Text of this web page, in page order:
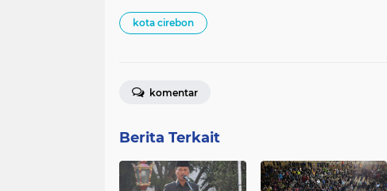
kota cirebon
komentar
Berita Terkait